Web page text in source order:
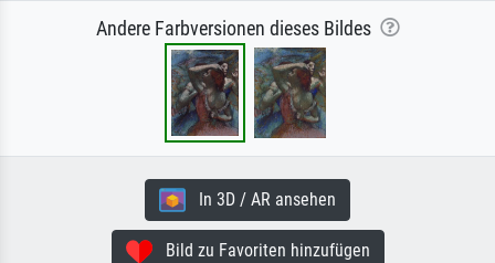
Andere Farbversionen dieses Bildes
In 3D / AR ansehen
Bild zu Favoriten hinzufügen